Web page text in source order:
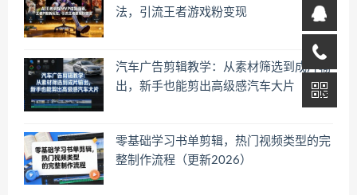
法，引流王者游戏粉变现
汽车广告剪辑教学：从素材筛选到成片输
出，新手也能剪出高级感汽车大片
零基础学习书单剪辑，热门视频类型的完
整制作流程（更新2026）